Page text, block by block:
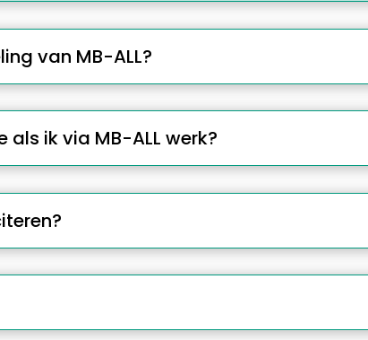
van MB-ALL?
ik via MB-ALL werk?